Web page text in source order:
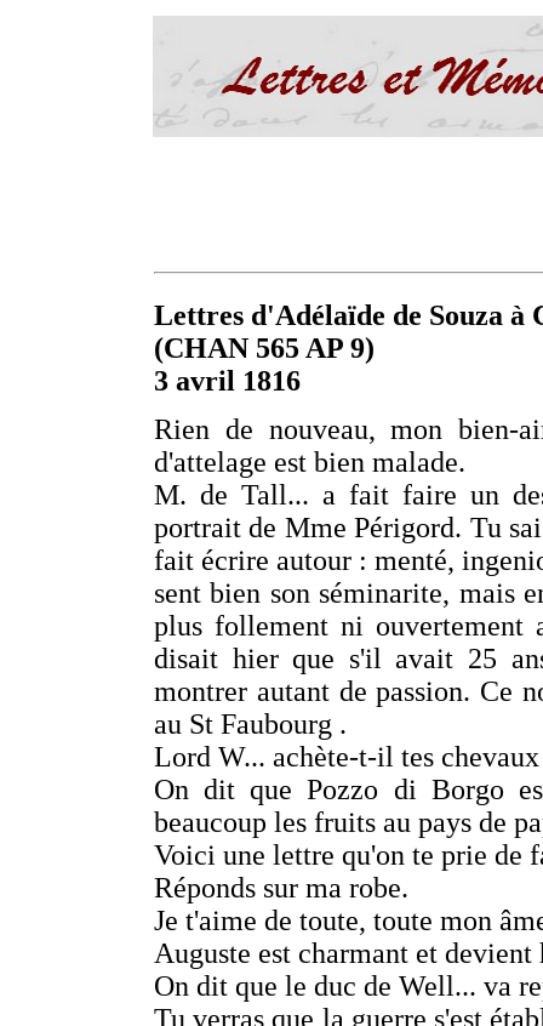
Lettres d'Adélaïde de Souza à
(CHAN 565 AP 9)
3 avril 1816
Rien de nouveau, mon bien-
d'attelage est bien malade.
M. de Tall... a fait faire un
portrait de Mme Périgord. Tu
fait écrire autour : menté,
sent bien son séminarite, mais
plus follement ni ouvertement
disait hier que s'il avait 25
montrer autant de passion. Ce
au St Faubourg .
Lord W... achète-t-il tes
On dit que Pozzo di Borgo
beaucoup les fruits au pays de
Voici une lettre qu'on te prie de
Réponds sur ma robe.
Je t'aime de toute, toute mon
Auguste est charmant et
On dit que le duc de Well... va
Tu verras que la guerre s'est